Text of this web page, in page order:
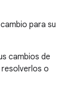
para su
cambios de
o